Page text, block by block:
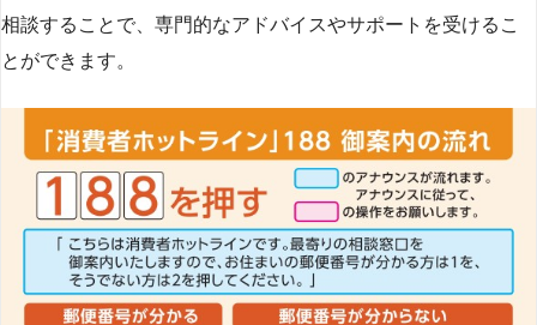
相談することで、専門的なアドバイスやサポートを受けるこ
とができます​​。